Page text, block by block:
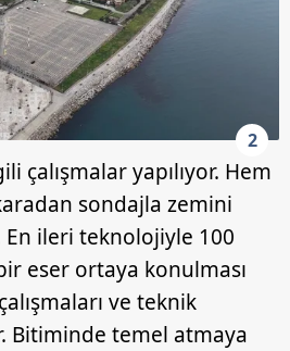
2
çalışmalar yapılıyor. Hem
sondajla zemini
En ileri teknolojiyle 100
eser ortaya konulması
ve teknik
Bitiminde temel atmaya